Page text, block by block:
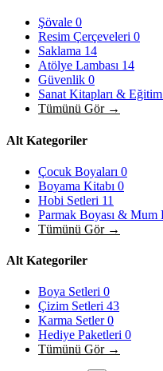
Şövale 0
Resim Çerçeveleri 0
Saklama 14
Atölye Lambası 14
Güvenlik 0
Sanat Kitapları & Eğitim
Tümünü Gör →
Alt Kategoriler
Çocuk Boyaları 0
Boyama Kitabı 0
Hobi Setleri 11
Parmak Boyası & Mum
Tümünü Gör →
Alt Kategoriler
Boya Setleri 0
Çizim Setleri 43
Karma Setler0
Hediye Paketleri 0
Tümünü Gör →